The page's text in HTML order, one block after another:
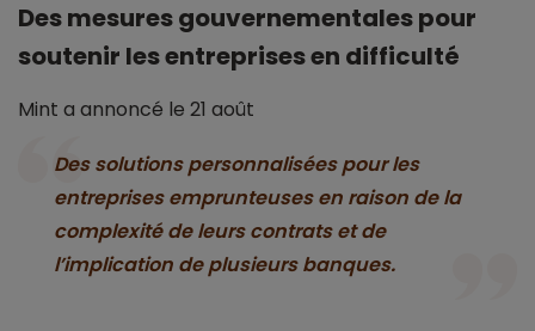
Des mesures gouvernementales pour
soutenir les entreprises en difficulté
Mint a annoncé le 21 août
Des solutions personnalisées pour les
entreprises emprunteuses en raison de la
complexité de leurs contrats et de
l’implication de plusieurs banques.